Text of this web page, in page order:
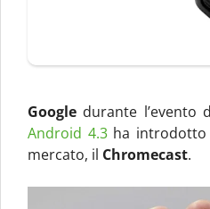
Google durante l’evento
Android 4.3ha introdotto
mercato, il Chromecast.